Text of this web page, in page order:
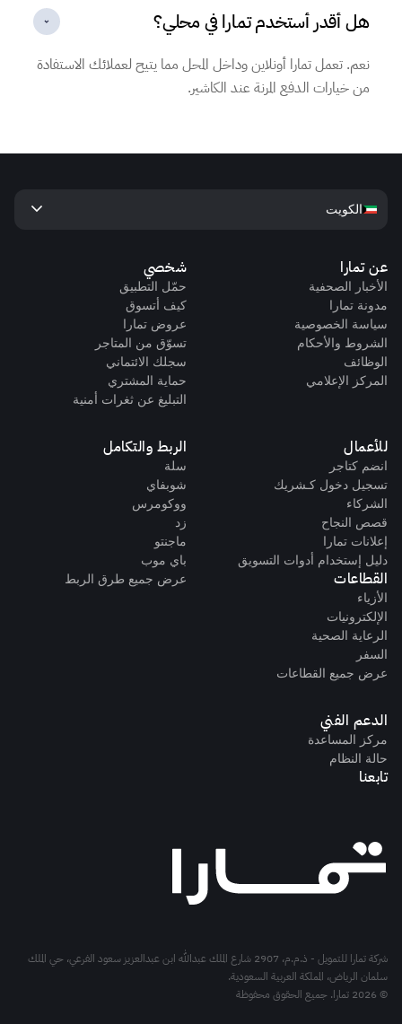
هل أقدر أستخدم تمارا في محلي؟
نعم. تعمل تمارا أونلاين وداخل المحل مما يتيح لعملائك الاستفادة
من خيارات الدفع المرنة عند الكاشير.
عن تمارا
الأخبار الصحفية
مدونة تمارا
سياسة الخصوصية
الشروط والأحكام
الوظائف
المركز الإعلامي
شخصي
حمّل التطبيق
كيف أتسوق
عروض تمارا
تسوّق من المتاجر
سجلك الائتماني
حماية المشتري
التبليغ عن ثغرات أمنية
للأعمال
انضم كتاجر
تسجيل دخول كـشريك
الشركاء
قصص النجاح
إعلانات تمارا
دليل إستخدام أدوات التسويق
القطاعات
الأزياء
الإلكترونيات
الرعاية الصحية
السفر
عرض جميع القطاعات
الربط والتكامل
سلة
شوبفاي
ووكومرس
زد
ماجنتو
باي موب
عرض جميع طرق الربط
الدعم الفني
مركز المساعدة
حالة النظام
تابعنا
الكويت keyboard_arrow_down
شركة تمارا للتمويل - ذ.م.م، 2907 شارع الملك عبدالله ابن عبدالعزيز سعود الفرعي، حي الملك
سلمان الرياض، المملكة العربية السعودية.
© 2026 تمارا. جميع الحقوق محفوظة